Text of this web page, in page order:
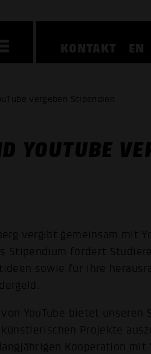
KONTAKT EN
vergeben Stipendien
YOUTUBE
vergibt gemeinsam mit
Stipendium fördert
sowie für ihre
von YouTube bietet
Projekte
Kooperation mit